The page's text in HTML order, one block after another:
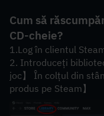
Cum să
CD-cheie?
1.Log în clientul
2. Introduceți
joc】 În colțul din
produs pe Steam】